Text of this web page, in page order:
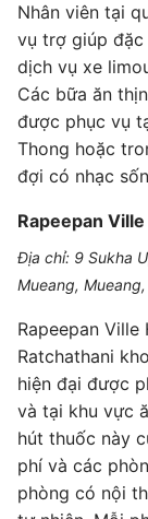
Nhân viên tại
vụ trợ giúp đặc
dịch vụ xe
Các bữa ăn
được phục vụ
Thong hoặc
đợi có nhạc
Rapeepan
Địa chỉ: 9 Sukha
Mueang,
Rapeepan
Ratchathani
hiện đại được
và tại khu vực
hút thuốc này
phí và các
phòng có nội